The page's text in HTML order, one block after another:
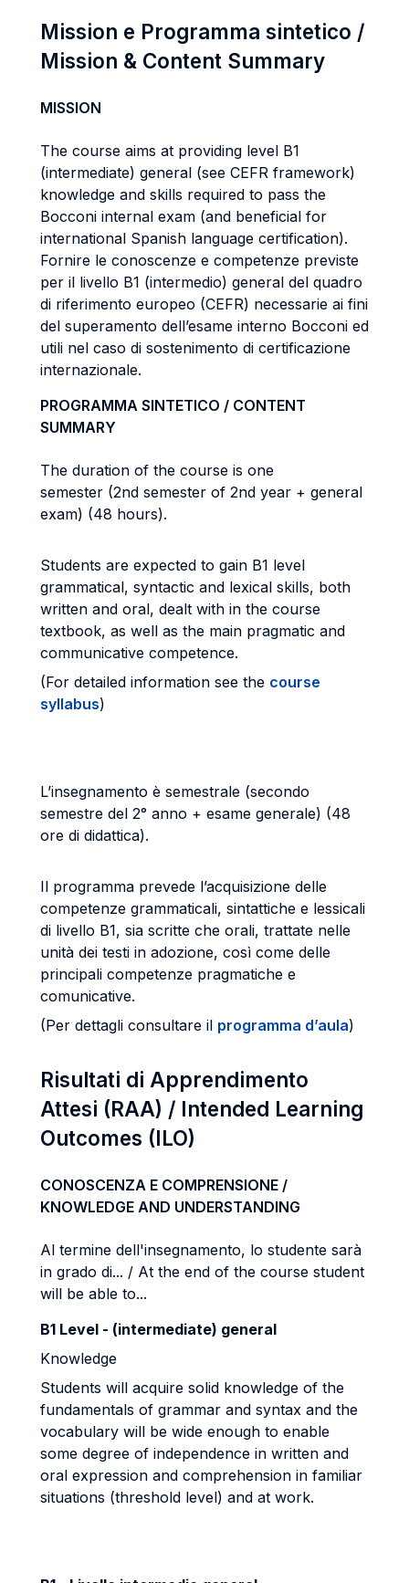
Mission e Programma sintetico /
Mission & Content Summary
MISSION
The course aims at providing level B1
(intermediate) general (see CEFR framework)
knowledge and skills required to pass the
Bocconi internal exam (and beneficial for
international Spanish language certification).
Fornire le conoscenze e competenze previste
per il livello B1 (intermedio) general del quadro
di riferimento europeo (CEFR) necessarie ai fini
del superamento dell’esame interno Bocconi ed
utili nel caso di sostenimento di certificazione
internazionale.
PROGRAMMA SINTETICO / CONTENT
SUMMARY
The duration of the course is one
semester (2nd semester of 2nd year + general
exam) (48 hours).
Students are expected to gain B1 level
grammatical, syntactic and lexical skills, both
written and oral, dealt with in the course
textbook, as well as the main pragmatic and
communicative competence.
(For detailed information see the course
syllabus)
L’insegnamento è semestrale (secondo
semestre del 2° anno + esame generale) (48
ore di didattica).
Il programma prevede l’acquisizione delle
competenze grammaticali, sintattiche e lessicali
di livello B1, sia scritte che orali, trattate nelle
unità dei testi in adozione, così come delle
principali competenze pragmatiche e
comunicative.
(Per dettagli consultare il programma d’aula)
Risultati di Apprendimento
Attesi (RAA) / Intended Learning
Outcomes (ILO)
CONOSCENZA E COMPRENSIONE /
KNOWLEDGE AND UNDERSTANDING
Al termine dell'insegnamento, lo studente sarà
in grado di... / At the end of the course student
will be able to...
B1 Level - (intermediate) general
Knowledge
Students will acquire solid knowledge of the
fundamentals of grammar and syntax and the
vocabulary will be wide enough to enable
some degree of independence in written and
oral expression and comprehension in familiar
situations (threshold level) and at work.